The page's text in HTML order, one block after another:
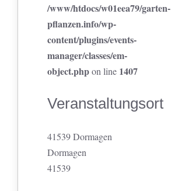
/www/htdocs/w01eea79/garten-
pflanzen.info/wp-
content/plugins/events-
manager/classes/em-
object.phpon line 1407
Veranstaltungsort
41539 Dormagen
Dormagen
41539